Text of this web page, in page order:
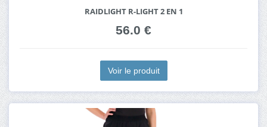
RAIDLIGHT R-LIGHT 2 EN 1
56.0 €
Voir le produit